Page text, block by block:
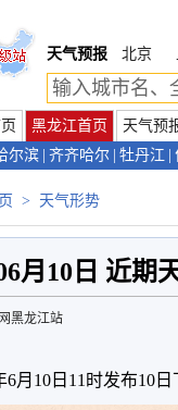
天气预报 北京
黑龙江首页
天气预
尔滨 齐齐哈尔 牡丹江
> 天气形势
月10日 近期
黑龙江站
6月10日11时发布10